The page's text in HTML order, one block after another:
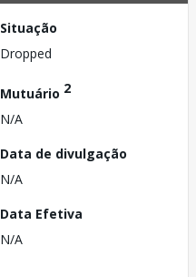
Situação
Dropped
Mutuário 2
N/A
Data de divulgação
N/A
Data Efetiva
N/A